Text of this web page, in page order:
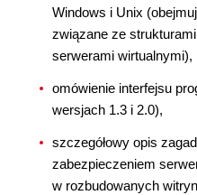
Windows i Unix
związane ze
serwerami wirtualnymi),
omówienie interfejsu
wersjach 1.3 i 2.0),
szczegółowy opis
zabezpieczeniem
w rozbudowanych